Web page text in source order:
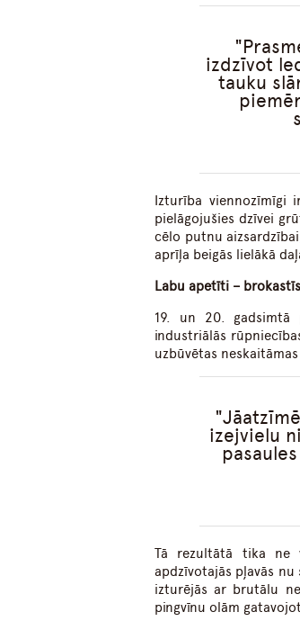
izdzīvot
tauku
Izturība viennozīmīgi
pielāgojušies dzīvei
cēlo putnu
aprīļa beigās lielākā
Labu apetīti –
19. un 20. gadsimtā
industriālās
uzbūvētas
izejvielu
Tā rezultātā tika ne
apdzīvotajās pļavās
izturējās ar brutālu
pingvīnu olām